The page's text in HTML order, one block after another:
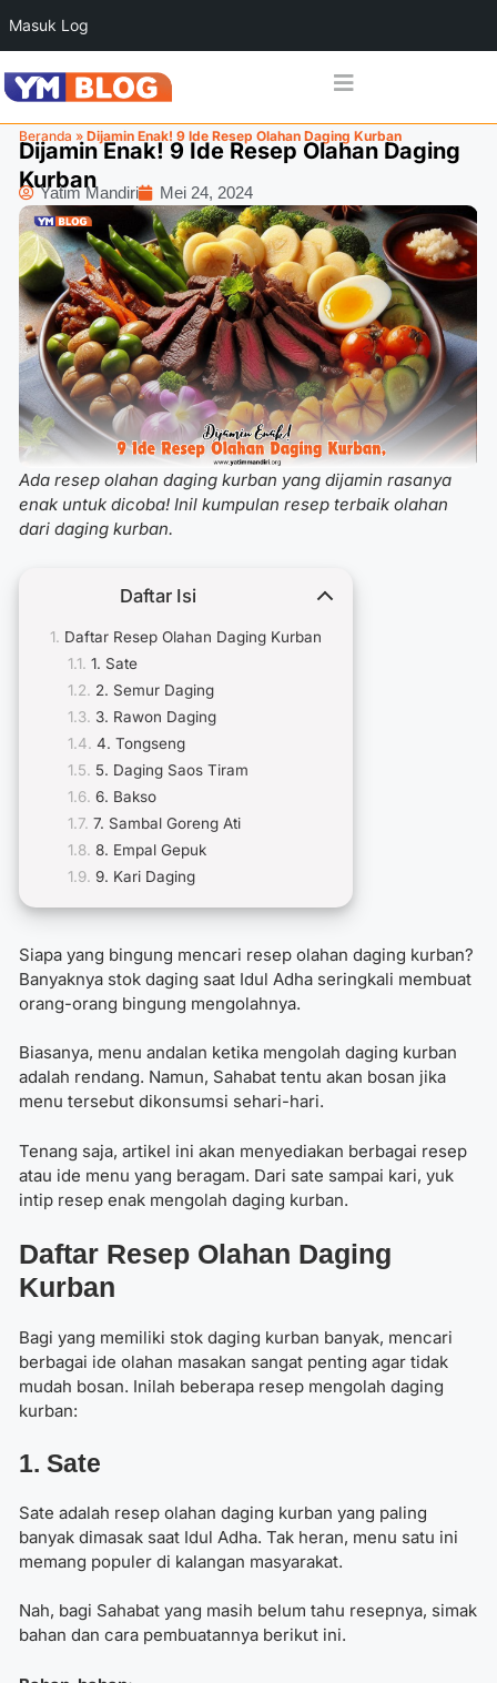
Masuk Log
Beranda » Dijamin Enak! 9 Ide Resep Olahan Daging Kurban
Dijamin Enak! 9 Ide Resep Olahan Daging
Kurban
Yatim Mandiri Mei 24, 2024
Ada resep olahan daging kurban yang dijamin rasanya
enak untuk dicoba! Inil kumpulan resep terbaik olahan
dari daging kurban.
Daftar Isi
Daftar Resep Olahan Daging Kurban
1. Sate
2. Semur Daging
3. Rawon Daging
4. Tongseng
5. Daging Saos Tiram
6. Bakso
7. Sambal Goreng Ati
8. Empal Gepuk
9. Kari Daging
Siapa yang bingung mencari resep olahan daging kurban?
Banyaknya stok daging saat Idul Adha seringkali membuat
orang-orang bingung mengolahnya.
Biasanya, menu andalan ketika mengolah daging kurban
adalah rendang. Namun, Sahabat tentu akan bosan jika
menu tersebut dikonsumsi sehari-hari.
Tenang saja, artikel ini akan menyediakan berbagai resep
atau ide menu yang beragam. Dari sate sampai kari, yuk
intip resep enak mengolah daging kurban.
Daftar Resep Olahan Daging
Kurban
Bagi yang memiliki stok daging kurban banyak, mencari
berbagai ide olahan masakan sangat penting agar tidak
mudah bosan. Inilah beberapa resep mengolah daging
kurban:
1. Sate
Sate adalah resep olahan daging kurban yang paling
banyak dimasak saat Idul Adha. Tak heran, menu satu ini
memang populer di kalangan masyarakat.
Nah, bagi Sahabat yang masih belum tahu resepnya, simak
bahan dan cara pembuatannya berikut ini.